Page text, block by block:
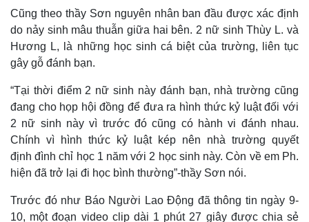
Quan sát
Cuộc sống đó đây
Hồ sơ
Video
Ảnh
E-Magazine
Infographic
Cũng theo thầy Sơn nguyên nhân ban đầu được xác định
do nảy sinh mâu thuẫn giữa hai bên. 2 nữ sinh Thùy L. và
Hương L, là những học sinh cá biệt của trường, liên tục
gây gỗ đánh bạn.
“Tại thời điểm 2 nữ sinh này đánh bạn, nhà trường cũng
đang cho họp hội đồng để đưa ra hình thức kỷ luật đối với
2 nữ sinh này vì trước đó cũng có hành vi đánh nhau.
Chính vì hình thức kỷ luật kép nên nhà trường quyết
định đình chỉ học 1 năm với 2 học sinh này. Còn về em Ph.
hiện đã trở lại đi học bình thường”-thầy Sơn nói.
Trước đó như Báo Người Lao Động đã thông tin ngày 9-
10, một đoạn video clip dài 1 phút 27 giây được chia sẻ